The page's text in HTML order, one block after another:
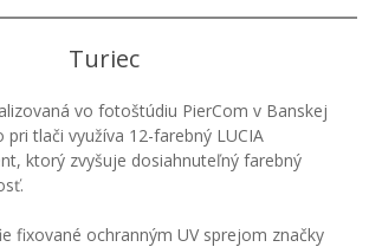
Turiec
vo fotoštúdiu PierCom v Banskej
pri tlači využíva 12-farebný LUCIA
ktorý zvyšuje dosiahnuteľný farebný
fixované ochranným UV sprejom značky